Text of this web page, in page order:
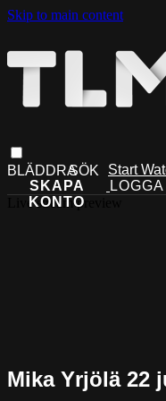
Skip to main content
Start
Live stream preview
Mika Yrjölä 22